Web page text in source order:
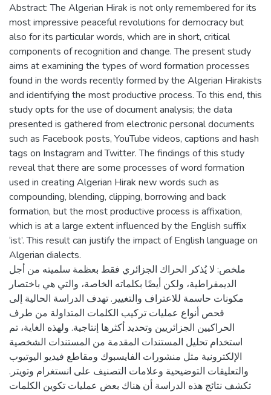
Abstract: The Algerian Hirak is not only remembered for its
most impressive peaceful revolutions for democracy but
also for its particular words, which are in short, critical
components of recognition and change. The present study
aims at examining the types of word formation processes
found in the words recently formed by the Algerian Hirakists
and identifying the most productive process. To this end, this
study opts for the use of document analysis; the data
presented is gathered from electronic personal documents
such as Facebook posts, YouTube videos, captions and hash
tags on Instagram and Twitter. The findings of this study
reveal that there are some processes of word formation
used in creating Algerian Hirak new words such as
compounding, blending, clipping, borrowing and back
formation, but the most productive process is affixation,
which is at a large extent influenced by the English suffix
‘ist’. This result can justify the impact of English language on
Algerian dialects.
ملخص: لا يُذكر الحراك الجزائري فقط بعظمة سلميته من أجل
الديمقراطية، ولكن أيضًا بكلماته الخاصة، والتي هي باختصار
مكونات حاسمة للاعتراف والتغيير. تهدف الدراسة الحالية إلى
فحص أنواع عمليات تركيب الكلمات المتداولة من طرف
الحراكيين الجزائريين وتحديد أكثرها إنتاجية. ولهذه الغاية، تم
استخدام تحليل المستندات المقدمة من المستندات الشخصية
الإلكترونية مثل منشورات الفايسبوك ومقاطع فيديو اليوتيوب
والتعليقات التوضيحية وعلامات التصنيف على انستغرام وتويتر.
تكشف نتائج هذه الدراسة أن هناك بعض عمليات تكوين الكلمات